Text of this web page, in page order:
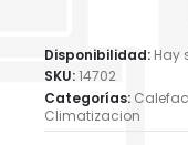
Disponibilidad: Hay
SKU:14702
Categorías:
Climatizacion